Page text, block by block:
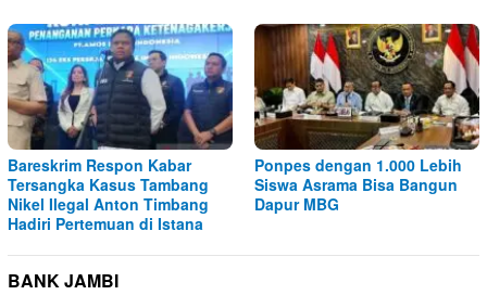
Bareskrim Respon Kabar
Tersangka Kasus Tambang
Nikel Ilegal Anton Timbang
Hadiri Pertemuan di Istana
Ponpes dengan 1.000 Lebih
Siswa Asrama Bisa Bangun
Dapur MBG
BANK JAMBI